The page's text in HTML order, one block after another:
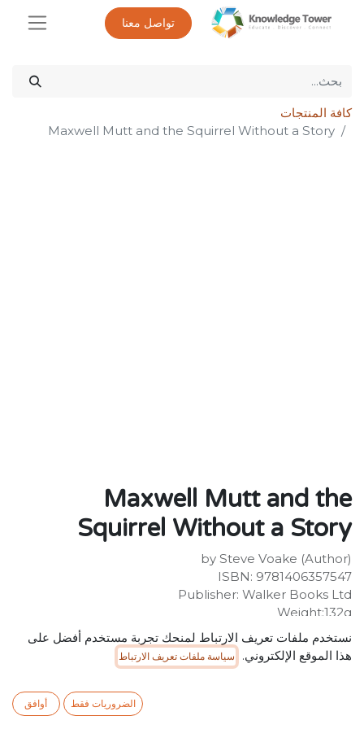
تواصل معنا
كافة المنتجات
Maxwell Mutt and the Squirrel Without a Story
Maxwell Mutt and the
Squirrel Without a Story
by Steve Voake (Author)
ISBN: 9781406357547
Publisher: Walker Books Ltd
Weight:132g
Dimensions:131 x 197 x 10 (mm)
Description:
Second in the series of funny animal adventures in the
Disney classics; illustrated by Jim Field. Mazwell Mutt
and the Downtown Dogs are ready for another
نستخدم ملفات تعريف الارتباط لمنحك تجربة مستخدم أفضل على
هذا الموقع الإلكتروني.
سياسة ملفات تعريف الارتباط
الضروريات فقط أوافق